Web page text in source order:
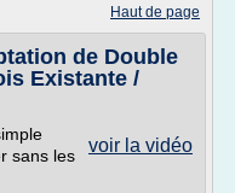
Haut de page
de Double
Existante /
voir la vidéo
sans les